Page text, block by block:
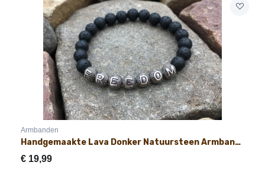
Armbanden
Handgemaakte Lava Donker Natuursteen Armband met Naam 8mm
€ 19,99